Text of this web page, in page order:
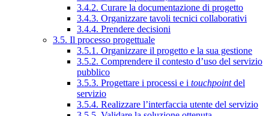
3.4.2. Curare la documentazione di progetto
3.4.3. Organizzare tavoli tecnici collaborativi
3.4.4. Prendere decisioni
3.5. Il processo progettuale
3.5.1. Organizzare il progetto e la sua gestione
3.5.2. Comprendere il contesto d’uso del servizio
pubblico
3.5.3. Progettare i processi e i touchpointdel
servizio
3.5.4. Realizzare l’interfaccia utente del servizio